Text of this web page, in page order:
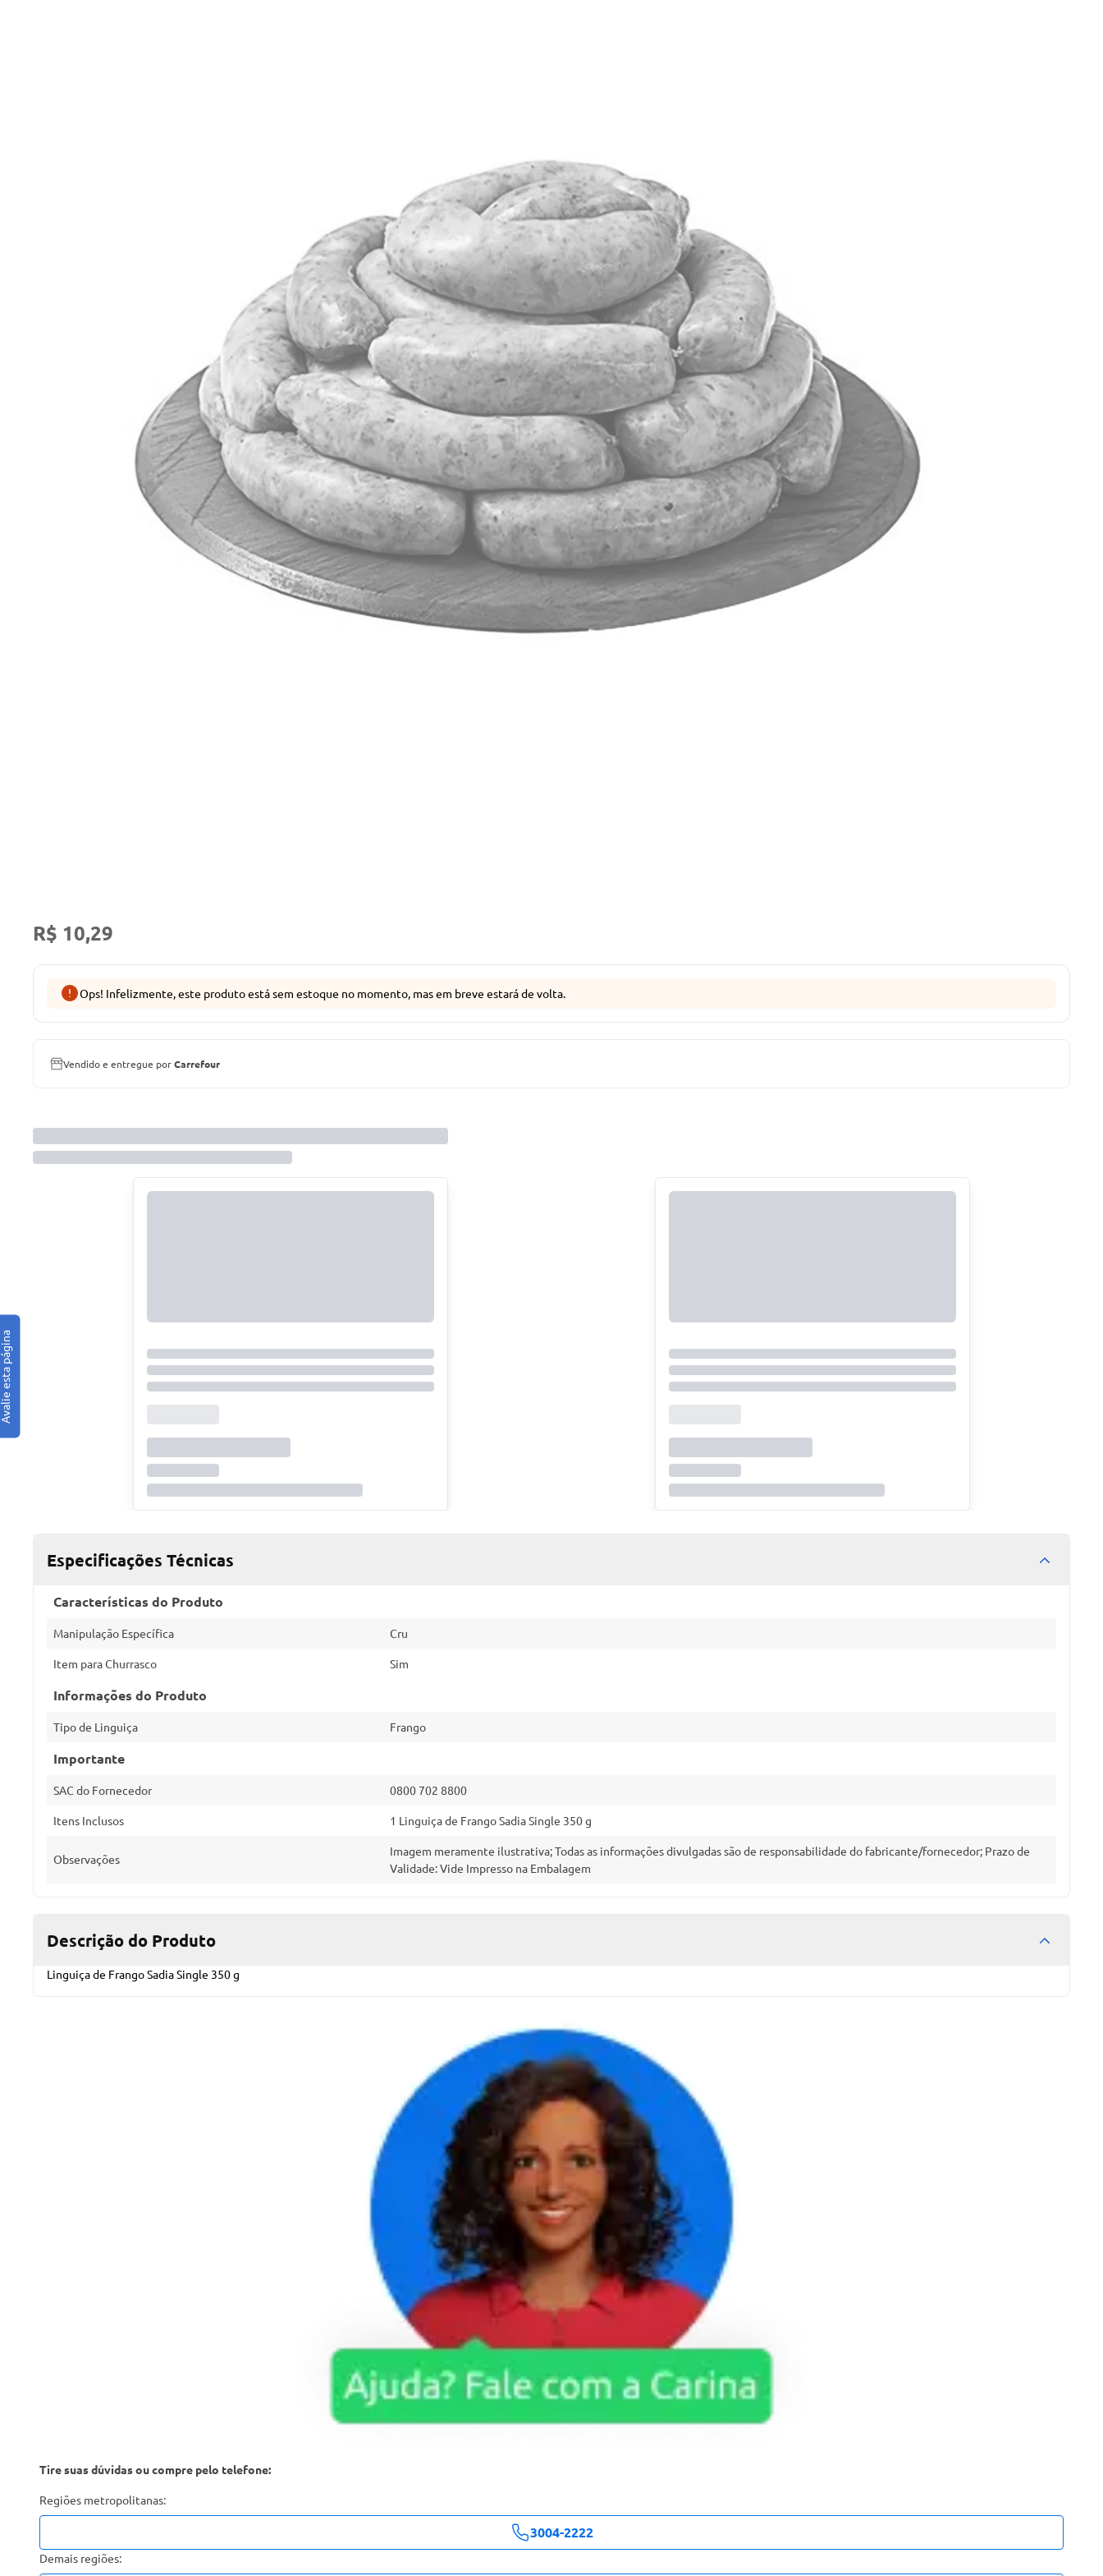
R$ 10,29
Ops! Infelizmente, este produto está sem estoque no momento, mas em breve estará de volta.
Vendido e entregue porCarrefour
Especificações Técnicas
Características do Produto
Manipulação Específica Cru
Item para Churrasco Sim
Informações do Produto
Tipo de Linguiça Frango
Importante
SAC do Fornecedor 0800 702 8800
Itens Inclusos 1 Linguiça de Frango Sadia Single 350 g
Observações
Imagem meramente ilustrativa; Todas as informações divulgadas são de responsabilidade do fabricante/fornecedor; Prazo de
Validade: Vide Impresso na Embalagem
Descrição do Produto
Linguiça de Frango Sadia Single 350 g
Tire suas dúvidas ou compre pelo telefone:
Regiões metropolitanas:
3004-2222
Demais regiões: